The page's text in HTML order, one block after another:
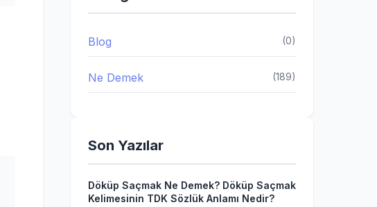
Blog (0)
Ne Demek (189)
Son Yazılar
Döküp Saçmak Ne Demek? Döküp Saçmak
Kelimesinin TDK Sözlük Anlamı Nedir?